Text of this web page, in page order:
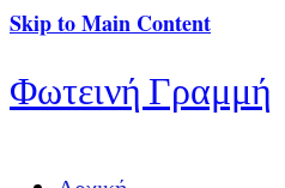
Skip to Main Content
Φωτεινή Γραμμή